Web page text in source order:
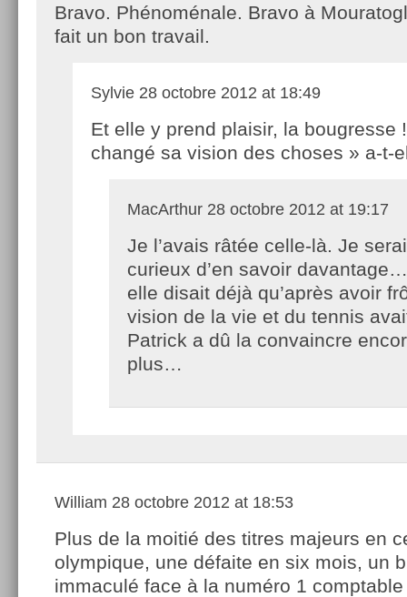
Bravo. Phénoménale. Bravo à
fait un bon travail.
Sylvie 28 octobre 2012 at 18:49
Et elle y prend plaisir, la bougresse
changé sa vision des choses » a-t-
MacArthur 28 octobre 2012 at 19:17
Je l’avais râtée celle-là. Je
curieux d’en savoir
elle disait déjà qu’après avoir
vision de la vie et du tennis
Patrick a dû la convaincre
plus…
William 28 octobre 2012 at 18:53
Plus de la moitié des titres majeurs en
olympique, une défaite en six mois, un
immaculé face à la numéro 1 comptable